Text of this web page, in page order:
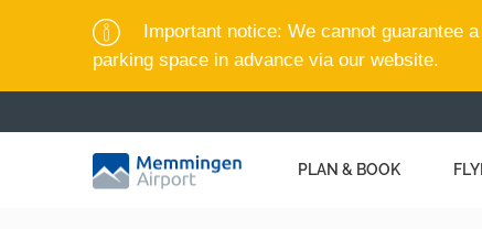
Important notice: We cannot guarantee
parking space in advance via our website.
PLAN & BOOK